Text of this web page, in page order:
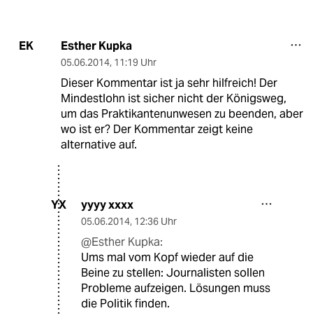
EK Esther Kupka
05.06.2014, 11:19 Uhr
Dieser Kommentar ist ja sehr hilfreich! Der
Mindestlohn ist sicher nicht der Königsweg,
um das Praktikantenunwesen zu beenden, aber
wo ist er? Der Kommentar zeigt keine
alternative auf.
YX yyyy xxxx
05.06.2014, 12:36 Uhr
@Esther Kupka:
Ums mal vom Kopf wieder auf die
Beine zu stellen: Journalisten sollen
Probleme aufzeigen. Lösungen muss
die Politik finden.